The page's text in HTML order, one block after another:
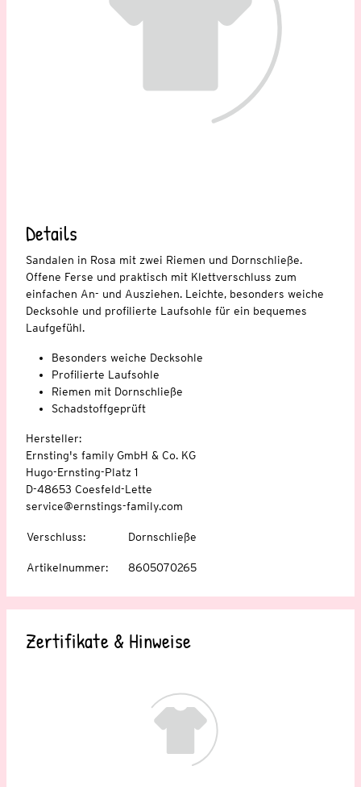
Details
Sandalen in Rosa mit zwei Riemen und Dornschließe.
Offene Ferse und praktisch mit Klettverschluss zum
einfachen An- und Ausziehen. Leichte, besonders weiche
Decksohle und profilierte Laufsohle für ein bequemes
Laufgefühl.
Besonders weiche Decksohle
Profilierte Laufsohle
Riemen mit Dornschließe
Schadstoffgeprüft
Hersteller:
Ernsting's family GmbH & Co. KG
Hugo-Ernsting-Platz 1
D-48653 Coesfeld-Lette
service@ernstings-family.com
Verschluss: Dornschließe
Artikelnummer: 8605070265
Zertifikate & Hinweise